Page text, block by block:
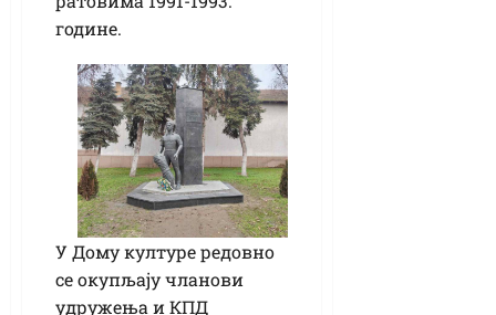
године.
У Дому културе редовно
се окупљају чланови
удружења и КПД